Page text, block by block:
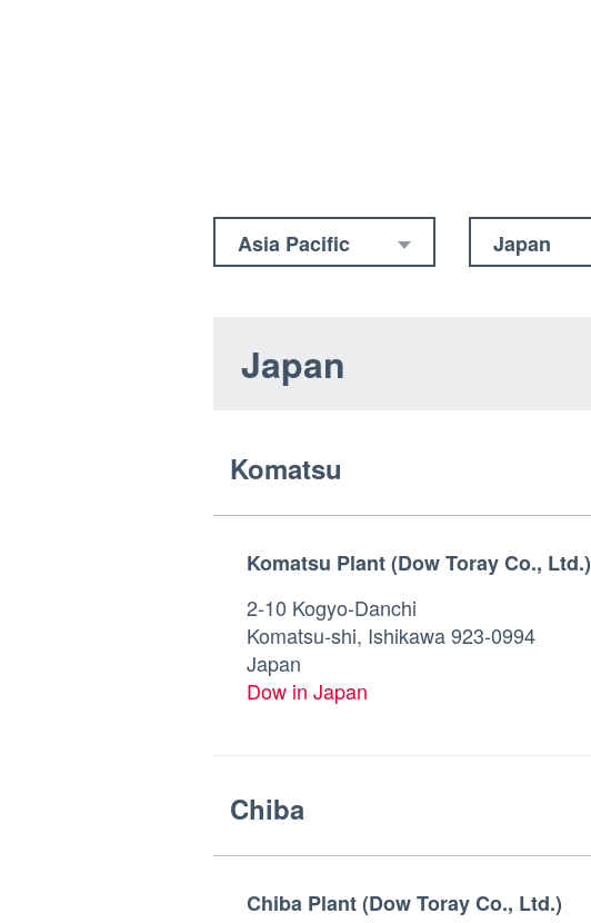
Asia Pacific Japan
Japan
Komatsu
Komatsu Plant (Dow Toray Co., Ltd.)
2-10 Kogyo-Danchi
Komatsu-shi, Ishikawa 923-0994
Japan
Dow in Japan
Chiba
Chiba Plant (Dow Toray Co., Ltd.)